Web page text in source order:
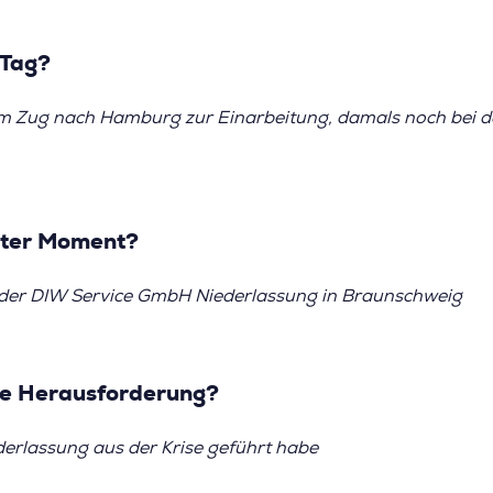
Zug nach Hamburg zur Einarbeitung, damals noch bei
Moment?
DIW Service GmbH Niederlassung in Braunschweig
Herausforderung?
aus der Krise geführt habe